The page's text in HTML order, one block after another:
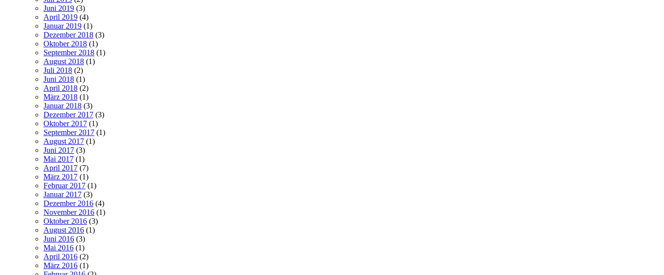
Juni 2019 (3)
April 2019 (4)
Januar 2019 (1)
Dezember 2018 (3)
Oktober 2018 (1)
September 2018 (1)
August 2018 (1)
Juli 2018 (2)
Juni 2018 (1)
April 2018 (2)
März 2018 (1)
Januar 2018 (3)
Dezember 2017 (3)
Oktober 2017 (1)
September 2017 (1)
August 2017 (1)
Juni 2017 (3)
Mai 2017 (1)
April 2017 (7)
März 2017 (1)
Februar 2017 (1)
Januar 2017 (3)
Dezember 2016 (4)
November 2016 (1)
Oktober 2016 (3)
August 2016 (1)
Juni 2016 (3)
Mai 2016 (1)
April 2016 (2)
März 2016 (1)